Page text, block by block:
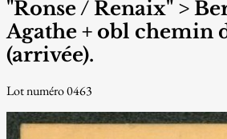
"Ronse / Renaix" >
Agathe + obl chemin
(arrivée).
Lot numéro 0463